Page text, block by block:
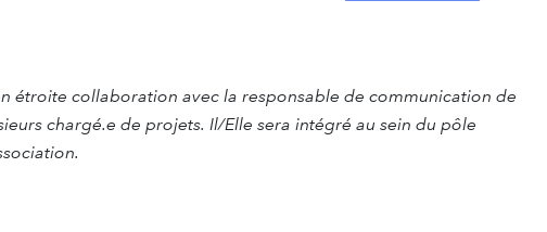
étroite collaboration avec la responsable de communication de
chargé.e de projets. Il/Elle sera intégré au sein du pôle